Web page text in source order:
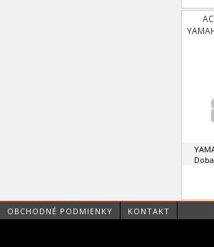
OBCHODNÉ PODMIENKY KONTAKT